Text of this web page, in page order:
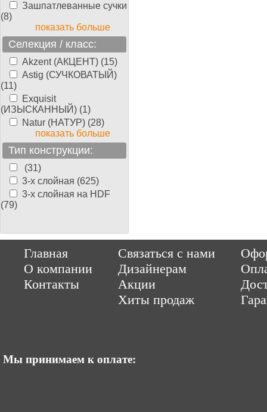
Зашпатлеванные сучки
(8)
показать больше
Селекция / класс:
Akzent (АКЦЕНТ) (15)
Astig (СУЧКОВАТЫЙ)
(11)
Exquisit
(ИЗЫСКАННЫЙ) (1)
Natur (НАТУР) (28)
показать больше
Тип конструкции:
(31)
3-х слойная (625)
3-х слойная на HDF
(79)
Главная
О компании
Контакты
Связаться с нами
Дизайнерам
Акции
Хиты продаж
Мы принимаем к оплате:
ItCompany Продвижение сайтов by «ВзлЁт»